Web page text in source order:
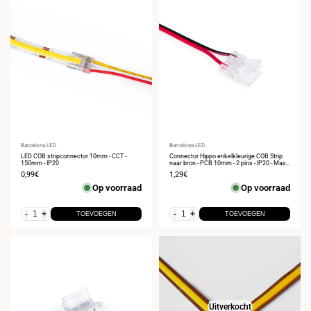
Leverancier:
Barcelona LED
LED COB stripconnector 10mm - CCT -
150mm - IP20
Verkoopprijs
0,99€
Op voorraad
- + TOEVOEGEN
Leverancier:
Barcelona LED
Connector Hippo enkelkleurige COB Strip
naar bron - PCB 10mm - 2 pins - IP20 - Max.
24V
Verkoopprijs
1,29€
Op voorraad
- + TOEVOEGEN
Uitverkocht